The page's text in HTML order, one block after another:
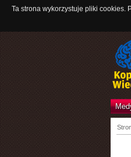
Ta strona wykorzystuje pliki cookies.